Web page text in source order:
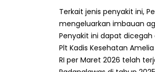
Terkait jenis penyakit ini,
mengeluarkan imbauan
Penyakit ini dapat dicegah
Plt Kadis Kesehatan
RI per Maret 2026 telah